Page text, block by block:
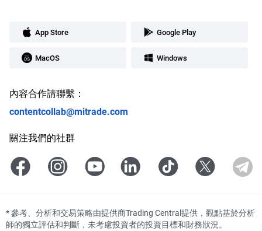
App Store Google Play
MacOS Windows
內容合作請聯繫：
contentcollab@mitrade.com
關注我們的社群
*參考、分析和交易策略由提供商Trading Central提供，觀點基於分析
師的獨立評估和判斷，未考慮投資者的投資目標和財務狀況。